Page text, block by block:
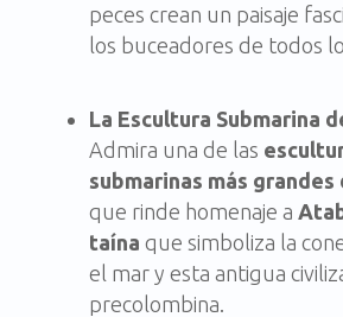
peces crean un paisaje
los buceadores de todos
La Escultura Submarina
Admira una de las
submarinas más grandes
que rinde homenaje a
taína que simboliza la
el mar y esta antigua
precolombina.